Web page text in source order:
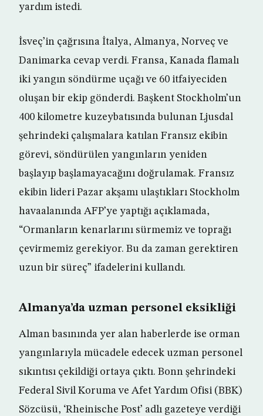
yardım istedi.
İsveç’in çağrısına İtalya, Almanya, Norveç ve
Danimarka cevap verdi. Fransa, Kanada flamalı
iki yangın söndürme uçağı ve 60 itfaiyeciden
oluşan bir ekip gönderdi. Başkent Stockholm’un
400 kilometre kuzeybatısında bulunan Ljusdal
şehrindeki çalışmalara katılan Fransız ekibin
görevi, söndürülen yangınların yeniden
başlayıp başlamayacağını doğrulamak. Fransız
ekibin lideri Pazar akşamı ulaştıkları Stockholm
havaalanında AFP’ye yaptığı açıklamada,
“Ormanların kenarlarını sürmemiz ve toprağı
çevirmemiz gerekiyor. Bu da zaman gerektiren
uzun bir süreç” ifadelerini kullandı.
Almanya’da uzman personel eksikliği
Alman basınında yer alan haberlerde ise orman
yangınlarıyla mücadele edecek uzman personel
sıkıntısı çekildiği ortaya çıktı. Bonn şehrindeki
Federal Sivil Koruma ve Afet Yardım Ofisi (BBK)
Sözcüsü, ‘Rheinische Post’ adlı gazeteye verdiği